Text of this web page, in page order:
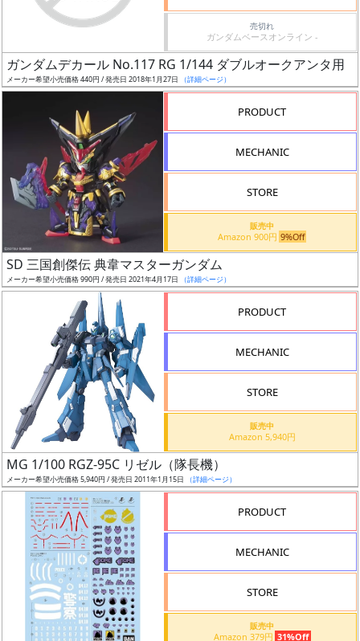
ー
ズ・
況
売
前
抽
選
売切れ
ガンダムベースオンライン -
ガンダムデカール No.117 RG 1/144 ダブルオークアンタ用
メーカー希望小売価格 440円 / 発売日 2018年1月27日 （詳細ページ）
PRODUCT
MECHANIC
STORE
販売中
Amazon 900円 9%Off
SD 三国創傑伝 典韋マスターガンダム
メーカー希望小売価格 990円 / 発売日 2021年4月17日 （詳細ページ）
PRODUCT
MECHANIC
STORE
販売中
Amazon 5,940円
MG 1/100 RGZ-95C リゼル（隊長機）
メーカー希望小売価格 5,940円 / 発売日 2011年1月15日 （詳細ページ）
PRODUCT
MECHANIC
STORE
販売中
Amazon 379円 31%Off